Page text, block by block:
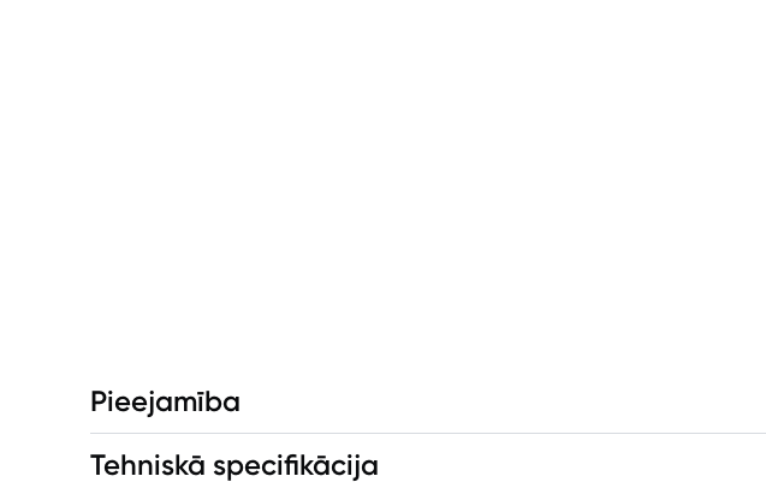
Sadzīves
Sports un
Ražotāju
Pieejamība
Tehniskā specifikācija